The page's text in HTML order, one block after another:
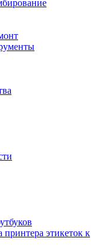
этикеток к